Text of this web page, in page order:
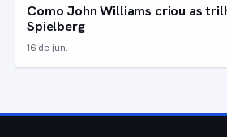
Como John Williams criou as
Spielberg
16 de jun.